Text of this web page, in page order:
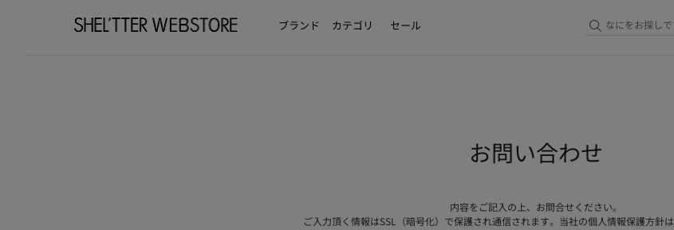
ブランド カテゴリ セール
お問い合わせ
内容をご記入の上、お問合せください。
ご入力頂く情報はSSL（暗号化）で保護され通信されます。当社の個人情報保護方針は